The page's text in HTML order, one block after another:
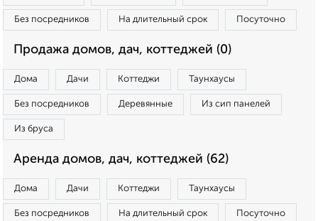
Без посредников На длительный срок Посуточно
Продажа домов, дач, коттеджей (0)
Дома Дачи Коттеджи Таунхаусы
Без посредников Деревянные Из сип панелей
Из бруса
Аренда домов, дач, коттеджей (62)
Дома Дачи Коттеджи Таунхаусы
Без посредников На длительный срок Посуточно